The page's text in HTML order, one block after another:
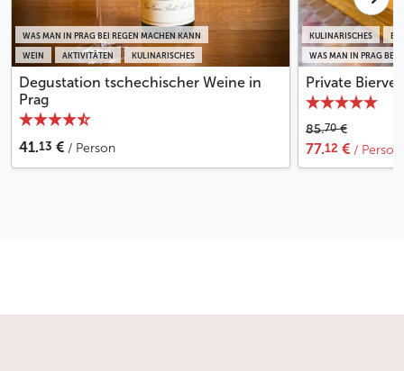
WEIN AKTIVITÄTEN KULINARISCHES
WAS MAN IN PRAG BEI REGEN MACHEN KANN
Degustation tschechischer Weine in
Prag
41.13 € / Person
WAS MAN IN PRAG BEI
KULINARISCHES
Private
85.70€
77.12 € /